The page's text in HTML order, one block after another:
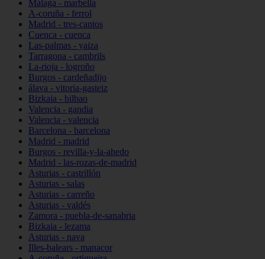
Málaga - marbella
A-coruña - ferrol
Madrid - tres-cantos
Cuenca - cuenca
Las-palmas - yaiza
Tarragona - cambrils
La-rioja - logroño
Burgos - cardeñadijo
álava - vitoria-gasteiz
Bizkaia - bilbao
Valencia - gandia
Valencia - valencia
Barcelona - barcelona
Madrid - madrid
Burgos - revilla-y-la-ahedo
Madrid - las-rozas-de-madrid
Asturias - castrillón
Asturias - salas
Asturias - carreño
Asturias - valdés
Zamora - puebla-de-sanabria
Bizkaia - lezama
Asturias - nava
Illes-balears - manacor